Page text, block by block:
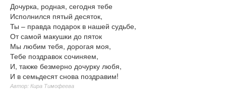
Дочурка, родная, сегодня тебе
Исполнился пятый десяток,
Ты – правда подарок в нашей судьбе,
От самой макушки до пяток
Мы любим тебя, дорогая моя,
Тебе поздравок сочиняем,
И, также безмерно дочурку любя,
И в семьдесят снова поздравим!
Автор: Кира Тимофеева